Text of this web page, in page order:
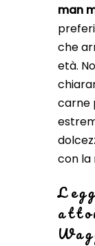
man
che
età.
carne
con la
L